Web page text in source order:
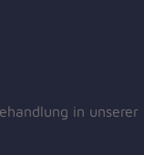
in unserer